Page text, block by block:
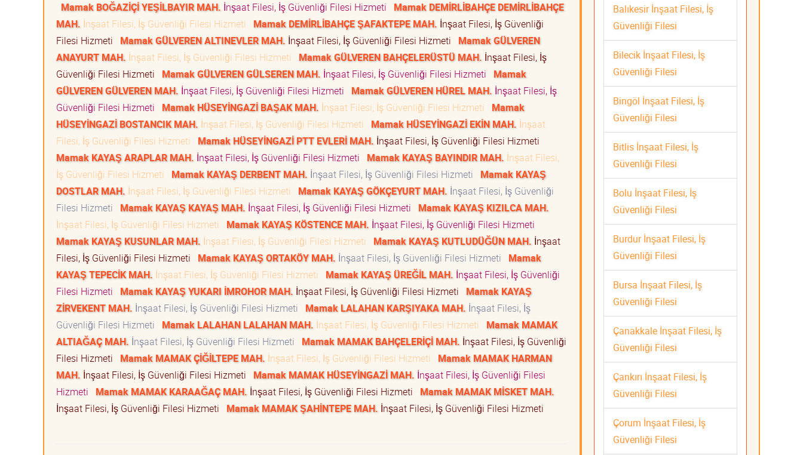
Mamak BOĞAZİÇİ YEŞİLBAYIR MAH. İnşaat Filesi, İş Güvenliği Filesi Hizmeti
Mamak DEMİRLİBAHÇE DEMİRLİBAHÇE
MAH. İnşaat Filesi, İş Güvenliği Filesi Hizmeti Mamak DEMİRLİBAHÇE ŞAFAKTEPE MAH. İnşaat Filesi, İş Güvenliği
Filesi Hizmeti
Mamak GÜLVEREN ALTINEVLER MAH. İnşaat Filesi, İş Güvenliği Filesi Hizmeti
Mamak GÜLVEREN
ANAYURT MAH. İnşaat Filesi, İş Güvenliği Filesi Hizmeti Mamak GÜLVEREN BAHÇELERÜSTÜ MAH. İnşaat Filesi, İş
Güvenliği Filesi Hizmeti
Mamak GÜLVEREN GÜLSEREN MAH. İnşaat Filesi, İş Güvenliği Filesi Hizmeti
Mamak
GÜLVEREN GÜLVEREN MAH. İnşaat Filesi, İş Güvenliği Filesi Hizmeti Mamak GÜLVEREN HÜREL MAH. İnşaat Filesi, İş
Güvenliği Filesi Hizmeti
Mamak HÜSEYİNGAZİ BAŞAK MAH. İnşaat Filesi, İş Güvenliği Filesi Hizmeti
Mamak
HÜSEYİNGAZİ BOSTANCIK MAH. İnşaat Filesi, İş Güvenliği Filesi Hizmeti Mamak HÜSEYİNGAZİ EKİN MAH. İnşaat
Filesi, İş Güvenliği Filesi Hizmeti
Mamak HÜSEYİNGAZİ PTT EVLERİ MAH. İnşaat Filesi, İş Güvenliği Filesi Hizmeti
Mamak KAYAŞ ARAPLAR MAH. İnşaat Filesi, İş Güvenliği Filesi Hizmeti Mamak KAYAŞ BAYINDIR MAH. İnşaat Filesi,
İş Güvenliği Filesi Hizmeti
Mamak KAYAŞ DERBENT MAH. İnşaat Filesi, İş Güvenliği Filesi Hizmeti
Mamak KAYAŞ
DOSTLAR MAH. İnşaat Filesi, İş Güvenliği Filesi Hizmeti Mamak KAYAŞ GÖKÇEYURT MAH. İnşaat Filesi, İş Güvenliği
Filesi Hizmeti
Mamak KAYAŞ KAYAŞ MAH. İnşaat Filesi, İş Güvenliği Filesi Hizmeti
Mamak KAYAŞ KIZILCA MAH.
İnşaat Filesi, İş Güvenliği Filesi Hizmeti
Mamak KAYAŞ KÖSTENCE MAH. İnşaat Filesi, İş Güvenliği Filesi Hizmeti
Mamak KAYAŞ KUSUNLAR MAH. İnşaat Filesi, İş Güvenliği Filesi Hizmeti Mamak KAYAŞ KUTLUDÜĞÜN MAH. İnşaat
Filesi, İş Güvenliği Filesi Hizmeti
Mamak KAYAŞ ORTAKÖY MAH. İnşaat Filesi, İş Güvenliği Filesi Hizmeti
Mamak
KAYAŞ TEPECİK MAH. İnşaat Filesi, İş Güvenliği Filesi Hizmeti Mamak KAYAŞ ÜREĞİL MAH. İnşaat Filesi, İş Güvenliği
Filesi Hizmeti
Mamak KAYAŞ YUKARI İMROHOR MAH. İnşaat Filesi, İş Güvenliği Filesi Hizmeti
Mamak KAYAŞ
ZİRVEKENT MAH. İnşaat Filesi, İş Güvenliği Filesi Hizmeti Mamak LALAHAN KARŞIYAKA MAH. İnşaat Filesi, İş
Güvenliği Filesi Hizmeti
Mamak LALAHAN LALAHAN MAH. İnşaat Filesi, İş Güvenliği Filesi Hizmeti
Mamak MAMAK
ALTIAĞAÇ MAH. İnşaat Filesi, İş Güvenliği Filesi Hizmeti Mamak MAMAK BAHÇELERİÇİ MAH. İnşaat Filesi, İş Güvenliği
Filesi Hizmeti
Mamak MAMAK ÇİĞİLTEPE MAH. İnşaat Filesi, İş Güvenliği Filesi Hizmeti
Mamak MAMAK HARMAN
MAH. İnşaat Filesi, İş Güvenliği Filesi Hizmeti Mamak MAMAK HÜSEYİNGAZİ MAH. İnşaat Filesi, İş Güvenliği Filesi
Hizmeti
Mamak MAMAK KARAAĞAÇ MAH. İnşaat Filesi, İş Güvenliği Filesi Hizmeti
Mamak MAMAK MİSKET MAH.
İnşaat Filesi, İş Güvenliği Filesi Hizmeti
Mamak MAMAK ŞAHİNTEPE MAH. İnşaat Filesi, İş Güvenliği Filesi Hizmeti
Balıkesir İnşaat Filesi, İş
Güvenliği Filesi
Bilecik İnşaat Filesi, İş
Güvenliği Filesi
Bingöl İnşaat Filesi, İş
Güvenliği Filesi
Bitlis İnşaat Filesi, İş
Güvenliği Filesi
Bolu İnşaat Filesi, İş
Güvenliği Filesi
Burdur İnşaat Filesi, İş
Güvenliği Filesi
Bursa İnşaat Filesi, İş
Güvenliği Filesi
Çanakkale İnşaat Filesi, İş
Güvenliği Filesi
Çankırı İnşaat Filesi, İş
Güvenliği Filesi
Çorum İnşaat Filesi, İş
Güvenliği Filesi